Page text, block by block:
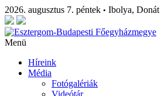
2026. augusztus 7. péntek • Ibolya, Donát
Menü
Híreink
Média
Fotógalériák
Videótár